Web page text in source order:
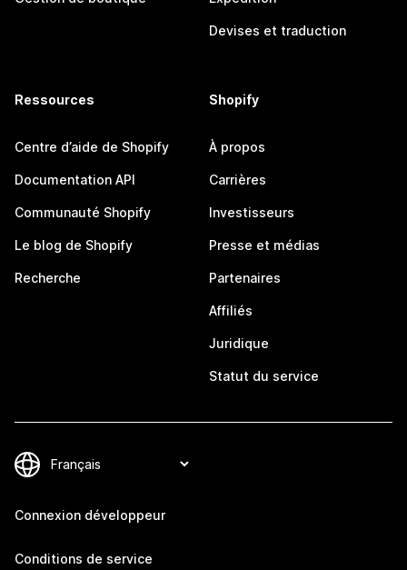
Devises et traduction
Ressources
Centre d’aide de Shopify
Documentation API
Communauté Shopify
Le blog de Shopify
Recherche
Shopify
À propos
Carrières
Investisseurs
Presse et médias
Partenaires
Affiliés
Juridique
Statut du service
Connexion développeur
Conditions de service